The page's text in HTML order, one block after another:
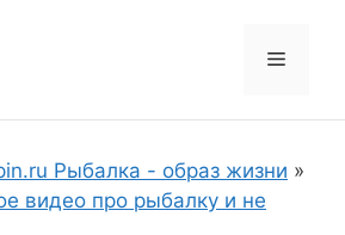
Меню
Рыбалка - образ жизни »
видео про рыбалку и не